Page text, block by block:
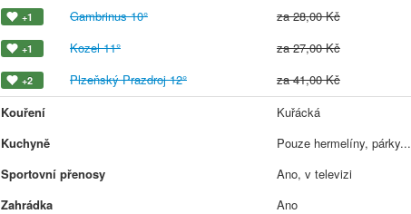
+1 Gambrinus 10° za 28,00 Kč
+1 Kozel 11° za 27,00 Kč
+2 Plzeňský Prazdroj 12° za 41,00 Kč
Kouření
Kuřácká
Kuchyně
Pouze hermelíny, párky...
Sportovní přenosy
Ano, v televizi
Zahrádka
Ano